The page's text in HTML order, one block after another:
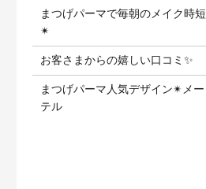
まつげパーマで毎朝のメイク時短
✴︎
お客さまからの嬉しい口コミ✨
まつげパーマ人気デザイン✴︎メー
テル